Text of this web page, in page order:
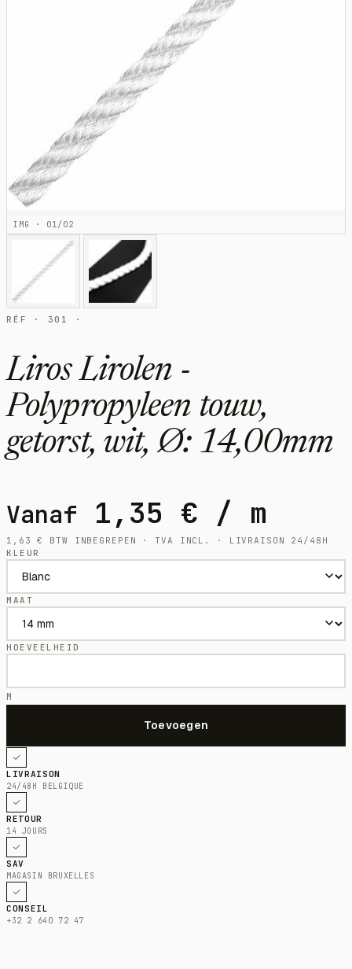
IMG · 01/02
RÉF · 301 ·
Liros Lirolen -
Polypropyleen touw,
getorst, wit, Ø: 14,00mm
Vanaf 1,35 € / m
1,63€
BTW INBEGREPEN · TVA INCL. · LIVRAISON 24/48H
KLEUR
MAAT
HOEVEELHEID
M
LIVRAISON
24/48H BELGIQUE
RETOUR
14 JOURS
SAV
MAGASIN BRUXELLES
CONSEIL
+32 2 640 72 47